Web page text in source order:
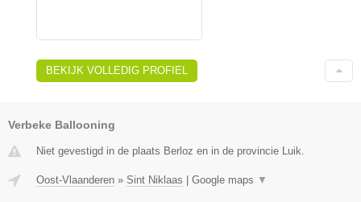
BEKIJK VOLLEDIG PROFIEL
Verbeke Ballooning
Niet gevestigd in de plaats Berloz en in de provincie Luik.
Oost-Vlaanderen » Sint Niklaas | Google maps ▼